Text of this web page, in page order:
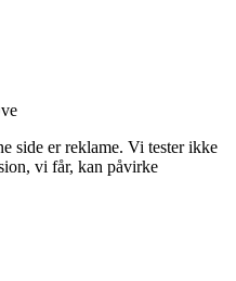
side er reklame. Vi tester ikke
vi får, kan påvirke